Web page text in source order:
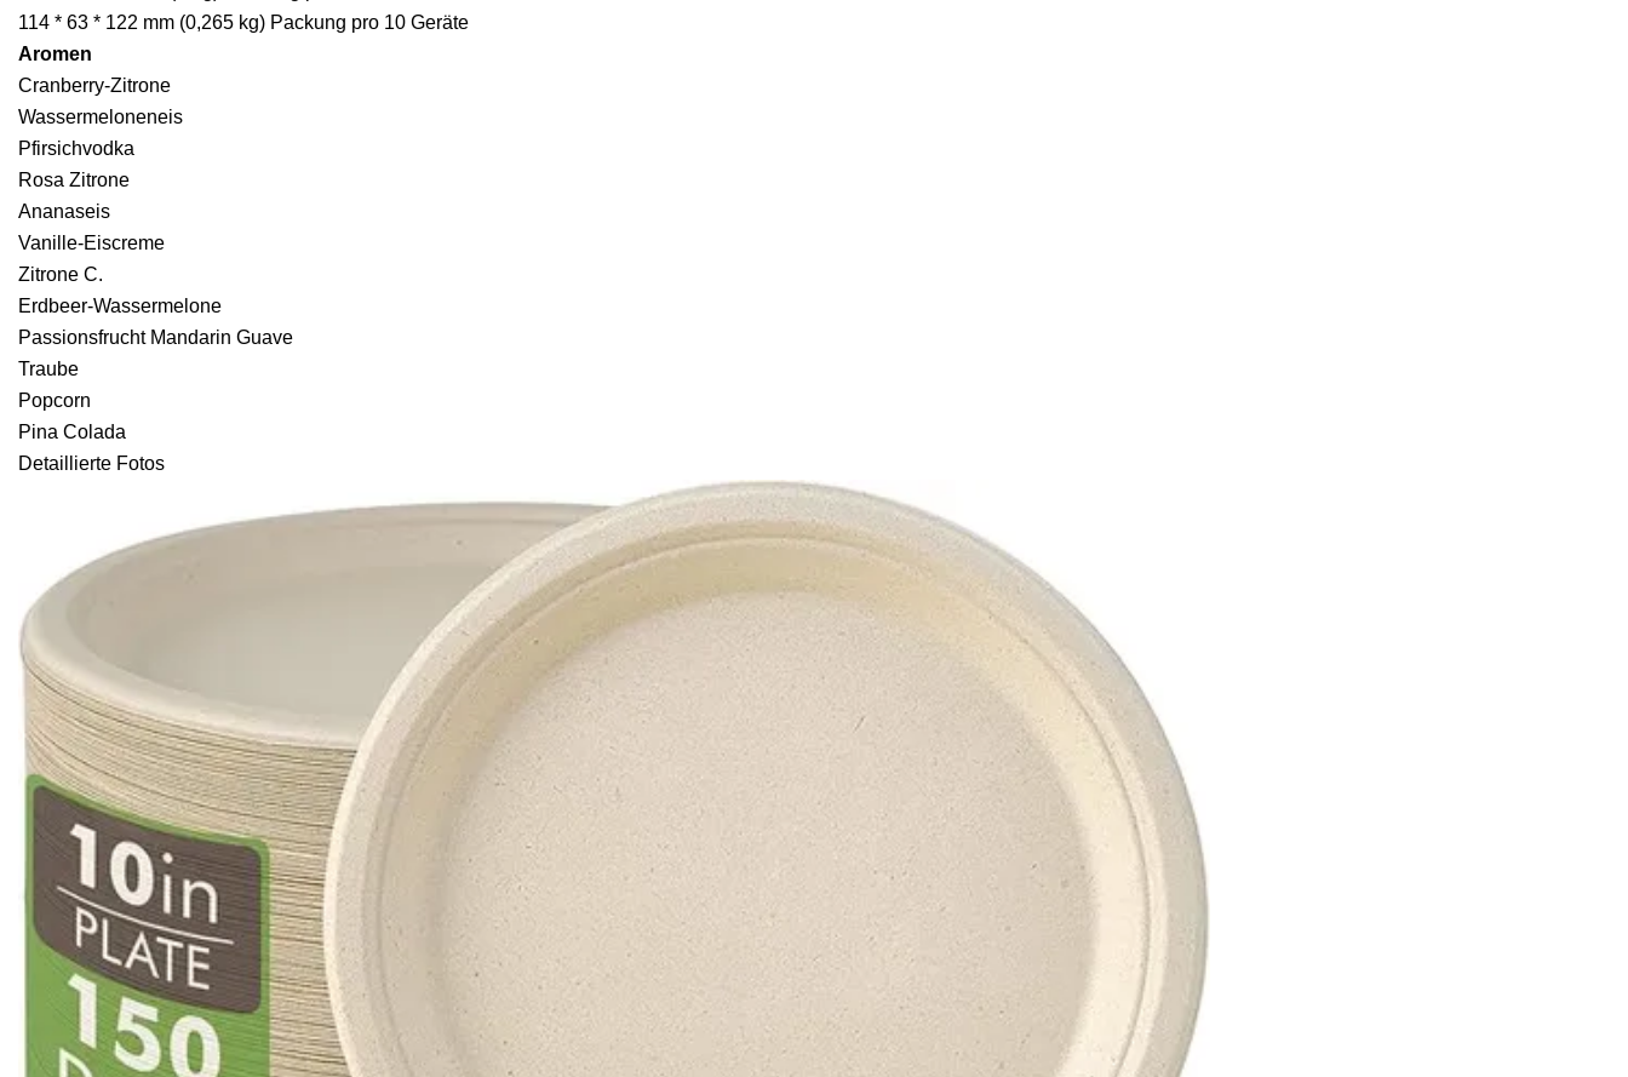
114 * 63 * 122 mm (0,265 kg) Packung pro 10 Geräte
Aromen
Cranberry-Zitrone
Wassermeloneneis
Pfirsichvodka
Rosa Zitrone
Ananaseis
Vanille-Eiscreme
Zitrone C.
Erdbeer-Wassermelone
Passionsfrucht Mandarin Guave
Traube
Popcorn
Pina Colada
Detaillierte Fotos